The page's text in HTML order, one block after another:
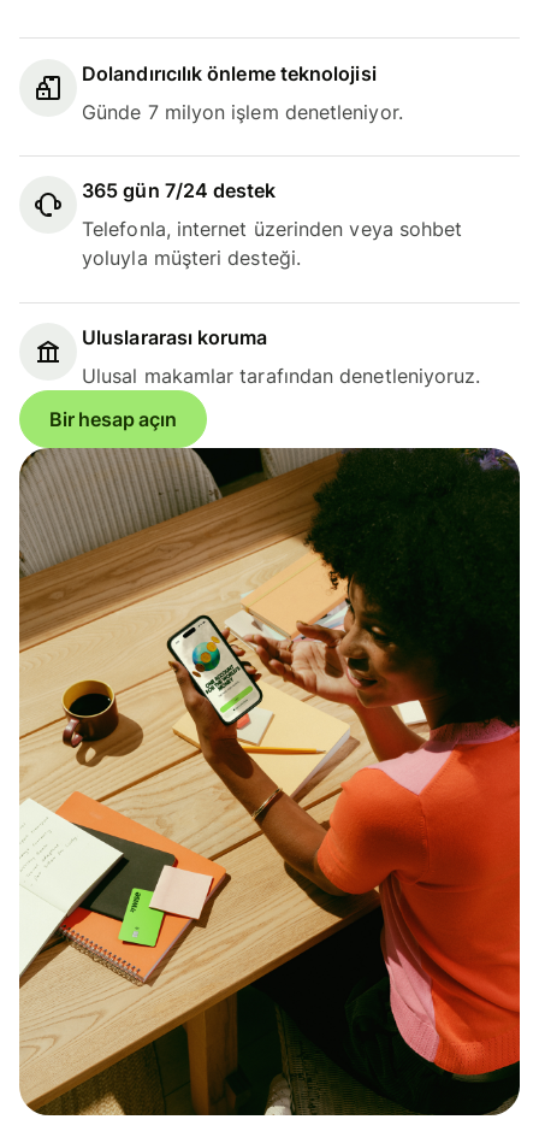
Dolandırıcılık önleme teknolojisi
Günde 7 milyon işlem denetleniyor.
365 gün 7/24 destek
Telefonla, internet üzerinden veya sohbet
yoluyla müşteri desteği.
Uluslararası koruma
Ulusal makamlar tarafından denetleniyoruz.
Bir hesap açın